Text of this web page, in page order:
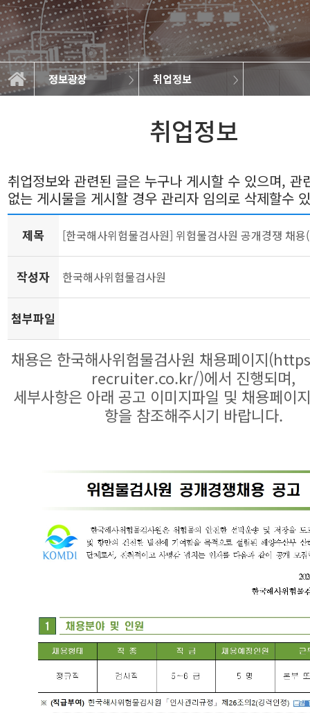
정보광장 취업정보
학과소개
교과과정
학사정보
정보광장
커뮤니티
학과뉴스
취업정보
일반자료실
갤러리
연구실소개
취업정보
취업정보와 관련된 글은 누구나 게시할 수 있으며, 관
없는 게시물을 게시할 경우 관리자 임의로 삭제할수
제목 [한국해사위험물검사원] 위험물검사원 공개경쟁 채
작성자 한국해사위험물검사원
첨부파일
채용은 한국해사위험물검사원 채용페이지
recruiter.co.kr/)에서 진행되며,
세부사항은 아래 공고 이미지파일 및 채용페이
항을 참조해주시기 바랍니다.